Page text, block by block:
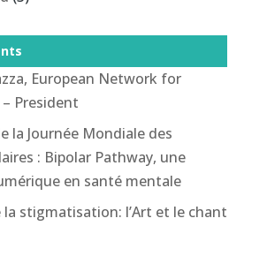
European Network for
President
la Journée Mondiale des
: Bipolar Pathway, une
en santé mentale
stigmatisation: l’Art et le chant